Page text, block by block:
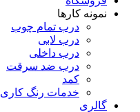
نمونه کارها
درب تمام چوب
درب لابی
درب داخلی
درب ضد سرقت
کمد
خدمات رنگ کاری
گالری